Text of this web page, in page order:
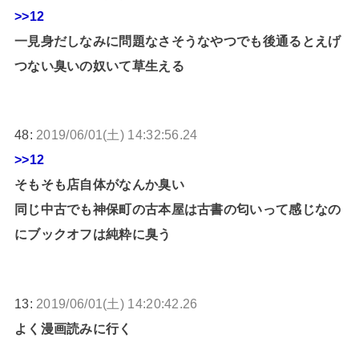
>>12
一見身だしなみに問題なさそうなやつでも後通るとえげ
つない臭いの奴いて草生える
48: 2019/06/01(土) 14:32:56.24
>>12
そもそも店自体がなんか臭い
同じ中古でも神保町の古本屋は古書の匂いって感じなの
にブックオフは純粋に臭う
13: 2019/06/01(土) 14:20:42.26
よく漫画読みに行く